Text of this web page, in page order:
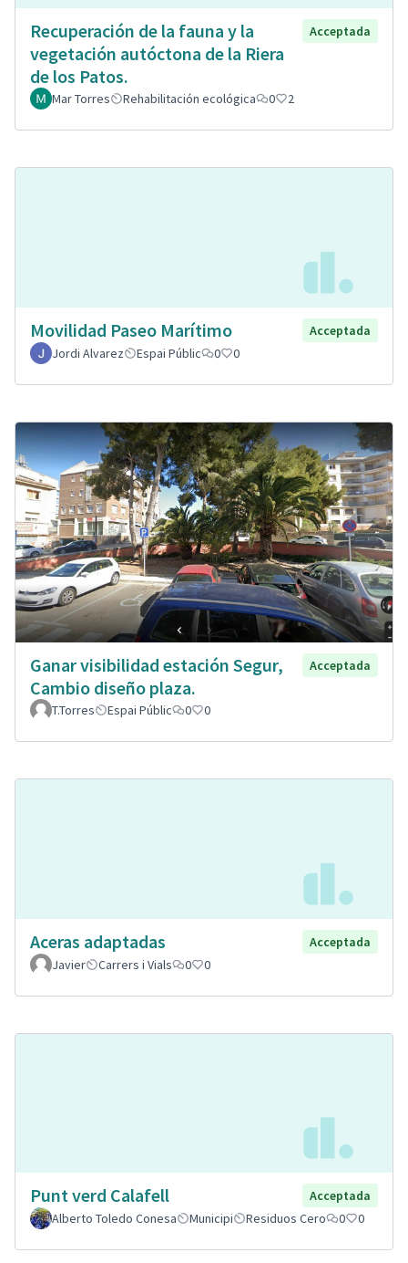
Recuperación de la fauna y la
vegetación autóctona de la Riera
de los Patos.
Acceptada
Mar Torres Rehabilitación ecológica 0 2
Movilidad Paseo Marítimo
Acceptada
Jordi Alvarez
Espai Públic 0 0
Ganar visibilidad estación Segur,
Cambio diseño plaza.
Acceptada
T.Torres Espai Públic 0 0
Aceras adaptadas
Acceptada
Javier
Carrers i Vials 0 0
Punt verd Calafell
Acceptada
Alberto Toledo Conesa
Municipi Residuos Cero 0 0